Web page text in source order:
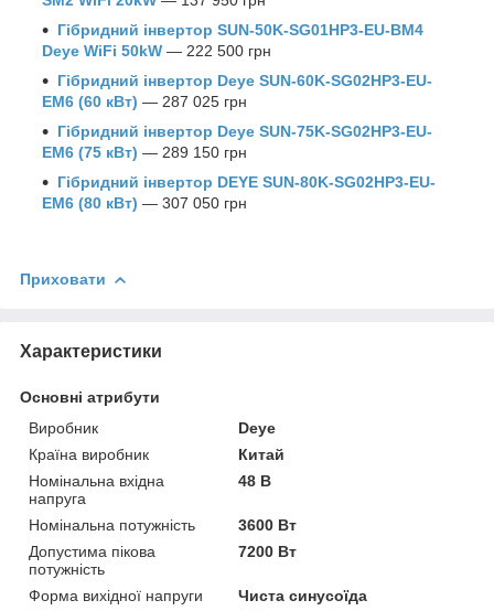
Гібридний інвертор SUN-50K-SG01HP3-EU-BM4
Deye WiFi 50kW — 222 500 грн
Гібридний інвертор Deye SUN-60K-SG02HP3-EU-
EM6 (60 кВт) — 287 025 грн
Гібридний інвертор Deye SUN-75K-SG02HP3-EU-
EM6 (75 кВт) — 289 150 грн
Гібридний інвертор DEYE SUN-80K-SG02HP3-EU-
EM6 (80 кВт) — 307 050 грн
Приховати
Характеристики
Основні атрибути
Виробник
Deye
Країна виробник
Китай
Номінальна вхідна
напруга
48 В
Номінальна потужність
3600 Вт
Допустима пікова
потужність
7200 Вт
Форма вихідної напруги
Чиста синусоїда